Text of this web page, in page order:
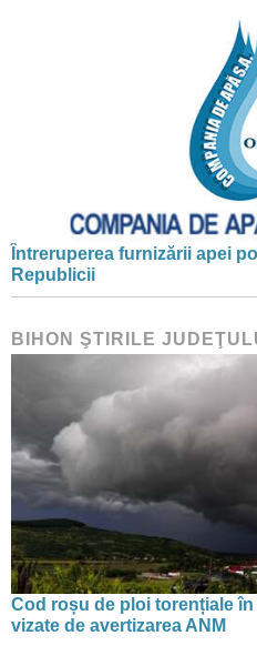
Întreruperea furnizării apei
Republicii
BIHON ŞTIRILE
Cod roșu de ploi torențiale
vizate de avertizarea ANM